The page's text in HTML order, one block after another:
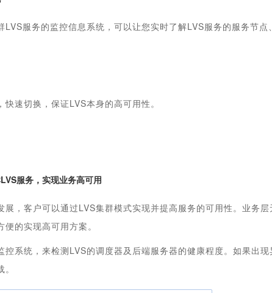
LVS服务的监控信息系统，可以让您实时了解LVS服务的服务节
速切换，保证LVS本身的高可用性。
服务，实现业务高可用
展，客户可以通过LVS集群模式实现并提高服务的可用性。业务
的实现高可用方案。
控系统，来检测LVS的调度器及后端服务器的健康程度。如果出